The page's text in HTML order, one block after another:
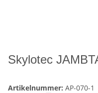
Skylotec
Artikelnummer: AP-070-1